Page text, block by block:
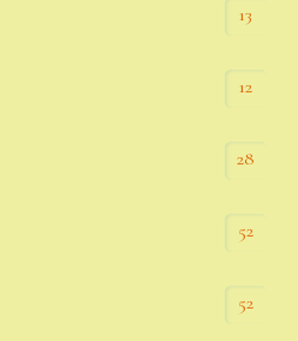
13
12
28
52
52